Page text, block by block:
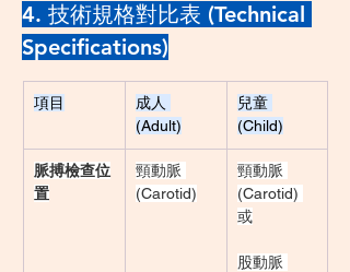
4. 技術規格對比表 (Technical
Specifications)
項目
成人
(Adult)
兒童
(Child)
脈搏檢查位
置
頸動脈
(Carotid)
頸動脈
(Carotid)
或
股動脈